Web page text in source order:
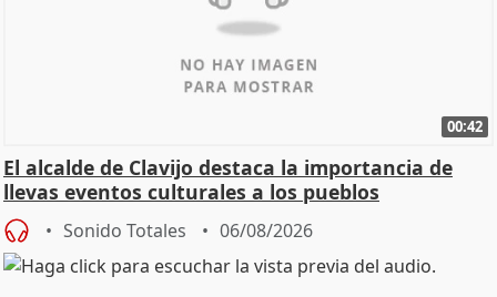
00:42
El alcalde de Clavijo destaca la importancia de
llevas eventos culturales a los pueblos
Sonido Totales 06/08/2026